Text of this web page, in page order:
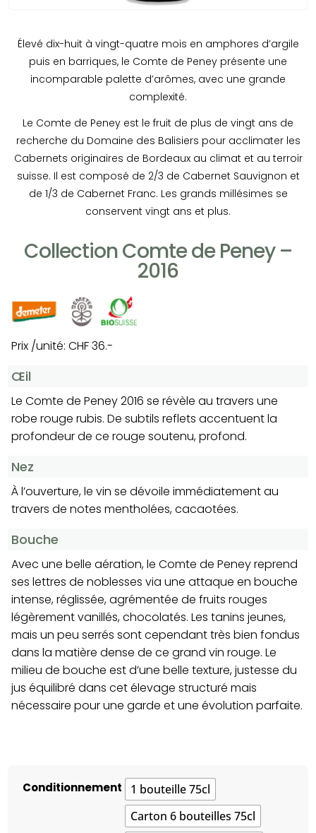
Élevé dix-huit à vingt-quatre mois en amphores d’argile
puis en barriques, le Comte de Peney présente une
incomparable palette d’arômes, avec une grande
complexité.
Le Comte de Peney est le fruit de plus de vingt ans de
recherche du Domaine des Balisiers pour acclimater les
Cabernets originaires de Bordeaux au climat et au terroir
suisse. Il est composé de 2/3 de Cabernet Sauvignon et
de 1/3 de Cabernet Franc. Les grands millésimes se
conservent vingt ans et plus.
Collection Comte de Peney –
2016
Prix /unité: CHF 36.-
Œil
Le Comte de Peney 2016 se révèle au travers une
robe rouge rubis. De subtils reflets accentuent la
profondeur de ce rouge soutenu, profond.
Nez
À l’ouverture, le vin se dévoile immédiatement au
travers de notes mentholées, cacaotées.
Bouche
Avec une belle aération, le Comte de Peney reprend
ses lettres de noblesses via une attaque en bouche
intense, réglissée, agrémentée de fruits rouges
légèrement vanillés, chocolatés. Les tanins jeunes,
mais un peu serrés sont cependant très bien fondus
dans la matière dense de ce grand vin rouge. Le
milieu de bouche est d’une belle texture, justesse du
jus équilibré dans cet élevage structuré mais
nécessaire pour une garde et une évolution parfaite.
Conditionnement
1 bouteille 75cl
Carton 6 bouteilles 75cl